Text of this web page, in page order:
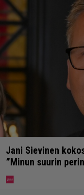
Jani Sievinen
”Minun suurin